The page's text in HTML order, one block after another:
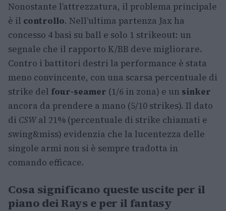
Nonostante l’attrezzatura, il problema principale
è il controllo. Nell’ultima partenza Jax ha
concesso 4 basi su ball e solo 1 strikeout: un
segnale che il rapporto K/BB deve migliorare.
Contro i battitori destri la performance è stata
meno convincente, con una scarsa percentuale di
strike del four-seamer (1/6 in zona) e un sinker
ancora da prendere a mano (5/10 strikes). Il dato
di CSWal 21% (percentuale di strike chiamati e
swing&miss) evidenzia che la lucentezza delle
singole armi non si è sempre tradotta in
comando efficace.
Cosa significano queste uscite per il
piano dei Rays e per il fantasy